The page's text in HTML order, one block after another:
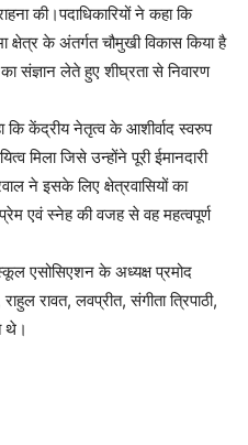
की।पदाधिकारियों ने कहा कि
के अंतर्गत चौमुखी विकास किया है
संज्ञान लेते हुए शीघ्रता से निवारण
केंद्रीय नेतृत्व के आशीर्वाद स्वरुप
मिला जिसे उन्होंने पूरी ईमानदारी
ने इसके लिए क्षेत्रवासियों का
एवं स्नेह की वजह से वह महत्वपूर्ण
एसोसिएशन के अध्यक्ष प्रमोद
रावत, लवप्रीत, संगीता त्रिपाठी,
थे।